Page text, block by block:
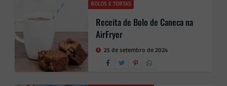
BOLOS E TORTAS
Receita de Bolo de Caneca na
AirFryer
25 de setembro de 2024